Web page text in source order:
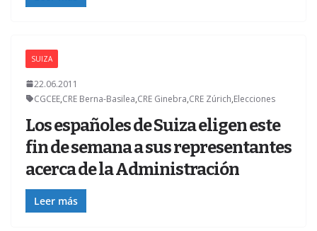
SUIZA
22.06.2011
CGCEE,CRE Berna-Basilea,CRE Ginebra,CRE Zúrich,Elecciones
Los españoles de Suiza eligen este
fin de semana a sus representantes
acerca de la Administración
Leer más